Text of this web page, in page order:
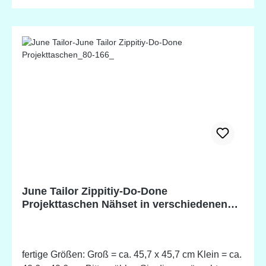
June Tailor Zippitiy-Do-Done
Projekttaschen Nähset in verschiedenen
fertige Größen: Groß = ca. 45,7 x 45,7 cm Klein = ca.